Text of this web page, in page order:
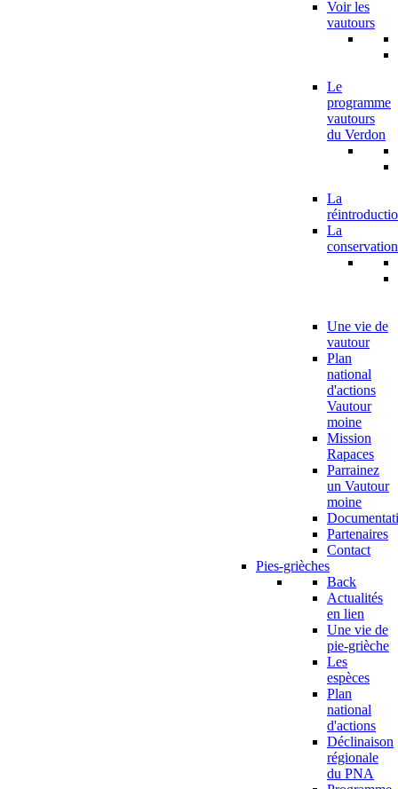
Voir les
vautours
Le
programme
vautours
du Verdon
La
La
conservation
Une vie de
vautour
Plan
national
d'actions
Vautour
moine
Mission
Rapaces
Parrainez
un Vautour
moine
Partenaires
Contact
Pies-grièches
Back
Actualités
en lien
Une vie de
pie-grièche
Les
espèces
Plan
national
d'actions
Déclinaison
régionale
du PNA